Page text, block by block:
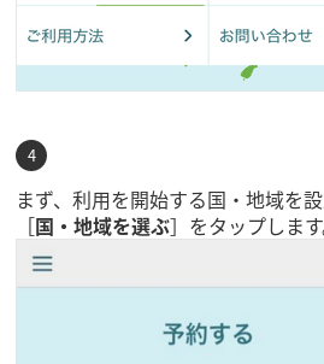
まず、利用を開始する国・地域を設
［国・地域を選ぶ］をタップします